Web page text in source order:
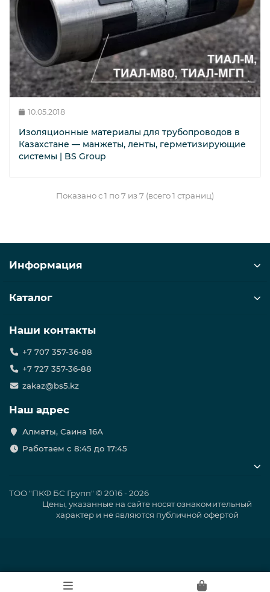
10.05.2018
Изоляционные материалы для трубопроводов в
Казахстане — манжеты, ленты, герметизирующие
системы | BS Group
Показано с 1 по 7 из 7 (всего 1 страниц)
Информация
Каталог
Наши контакты
+7 707 357-36-88
+7 727 357-36-88
zakaz@bs5.kz
Наш адрес
Алматы, Саина 16А
Работаем с 8:45 до 17:45
ТОО "ПКФ БС Групп" © 2016 - 2026
Цены, указанные на сайте носят ознакомительный
характер и не являются публичной офертой